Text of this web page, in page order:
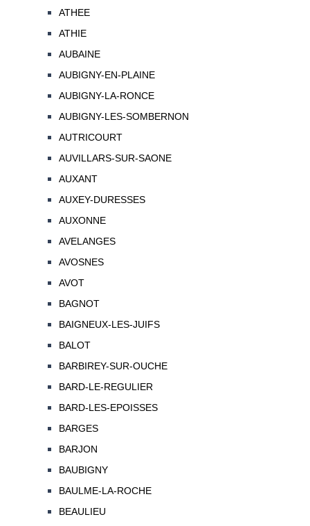
ATHEE
ATHIE
AUBAINE
AUBIGNY-EN-PLAINE
AUBIGNY-LA-RONCE
AUBIGNY-LES-SOMBERNON
AUTRICOURT
AUVILLARS-SUR-SAONE
AUXANT
AUXEY-DURESSES
AUXONNE
AVELANGES
AVOSNES
AVOT
BAGNOT
BAIGNEUX-LES-JUIFS
BALOT
BARBIREY-SUR-OUCHE
BARD-LE-REGULIER
BARD-LES-EPOISSES
BARGES
BARJON
BAUBIGNY
BAULME-LA-ROCHE
BEAULIEU